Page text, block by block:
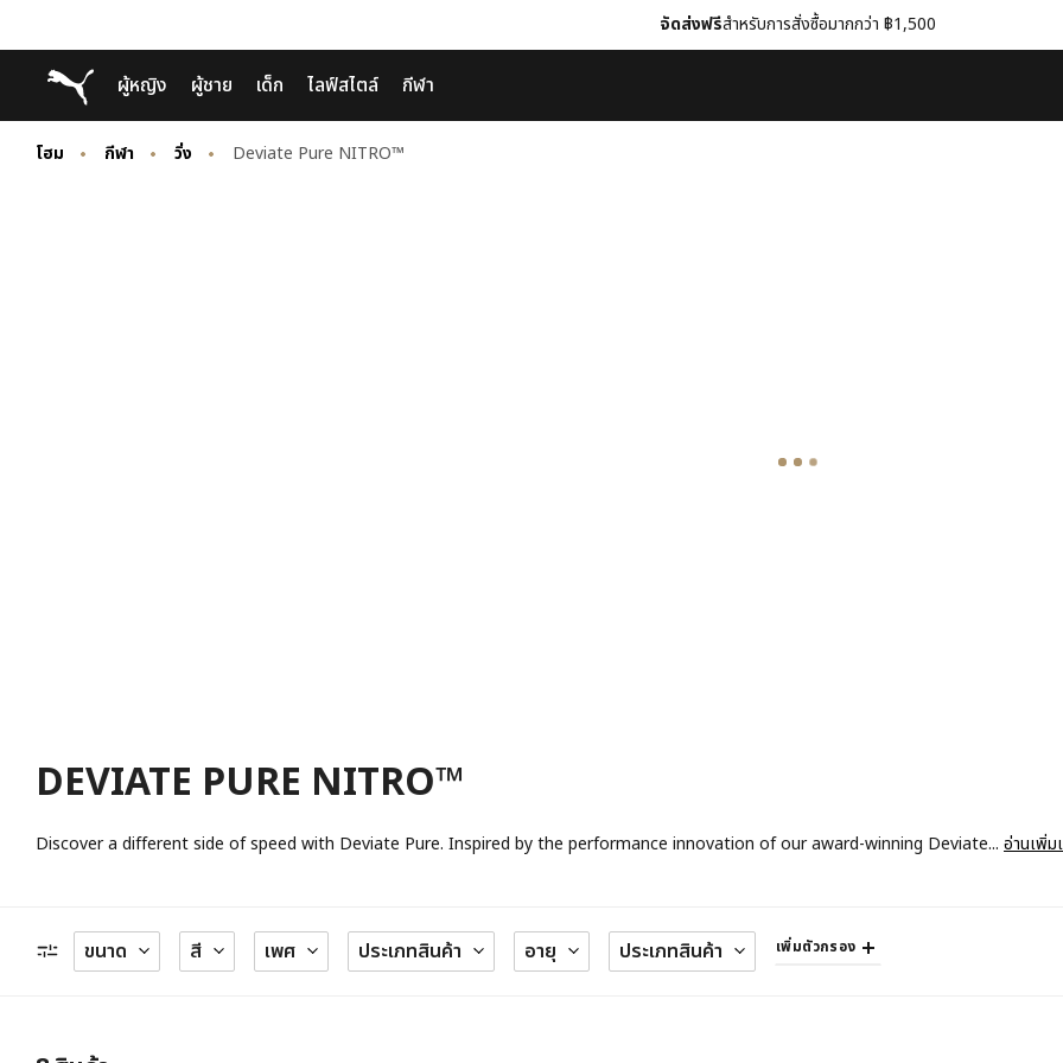
to
Main
content
to
Footer
Content
จัดส่งฟรีสำหรับการสั่งซื้อมากกว่า ฿1,500
Puma โฮม
ผู้หญิง ผู้ชาย เด็ก ไลฟ์สไตล์ กีฬา
โฮม กีฬา วิ่ง Deviate Pure NITRO™
DEVIATE PURE NITRO™
Discover a different side of speed with Deviate Pure. Inspired by the performance innovation of our award-winning Deviate... อ่านเพิ่ม
ขนาด สี เพศ ประเภทสินค้า อายุ ประเภทสินค้า เพิ่มตัวกรอง